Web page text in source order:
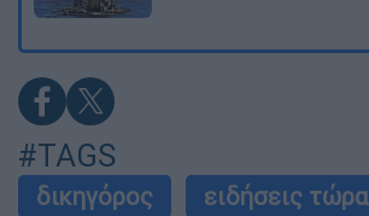
#TAGS
δικηγόρος
ειδήσεις τώρα